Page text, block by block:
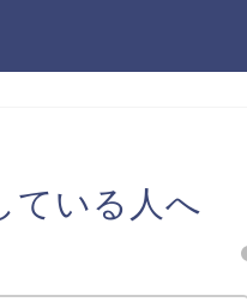
ている人へ